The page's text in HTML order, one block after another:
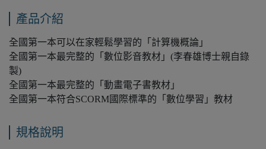
產品介紹
全國第一本可以在家輕鬆學習的「計算機概論」
全國第一本最完整的「數位影音教材」(李春雄博士親自錄
製)
全國第一本最完整的「動畫電子書教材」
全國第一本符合SCORM國際標準的「數位學習」教材
規格說明